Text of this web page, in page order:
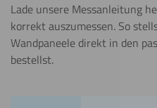
Lade unsere Messanleitung
korrekt auszumessen. So
Wandpaneele direkt in den
bestellst.